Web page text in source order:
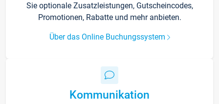
Sie optionale Zusatzleistungen, Gutscheincodes,
Promotionen, Rabatte und mehr anbieten.
Über das Online Buchungssystem
Kommunikation